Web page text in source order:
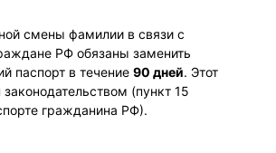
смены фамилии в связи с
РФ обязаны заменить
паспорт в течение 90 дней. Этот
(пункт 15
гражданина РФ).